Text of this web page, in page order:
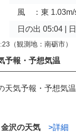
風 ：東 1.03m/
日の出 05:04 |
（観測地：南砺市）
予報・予想気温
天気予報・予想気
金沢の天気
>詳細